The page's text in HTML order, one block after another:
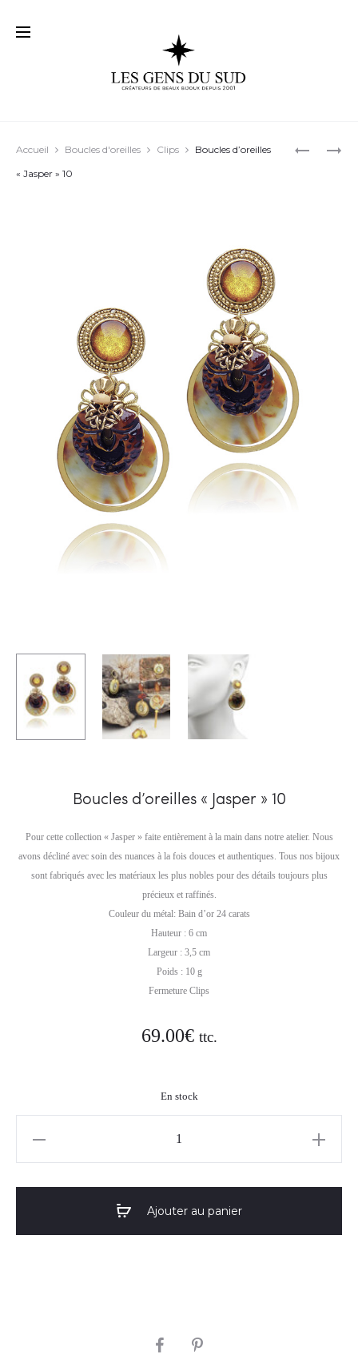
BOUCLES
BOUCLES
Accueil Boucles d'oreilles Clips
Boucles d’oreilles
« Jasper » 10
Boucles d’oreilles « Jasper » 10
Pour cette collection « Jasper » faite entièrement à la main dans notre atelier. Nous
avons décliné avec soin des nuances à la fois douces et authentiques. Tous nos bijoux
sont fabriqués avec les matériaux les plus nobles pour des détails toujours plus
précieux et raffinés.
Couleur du métal: Bain d’or 24 carats
Hauteur : 6 cm
Largeur : 3,5 cm
Poids : 10 g
Fermeture Clips
69.00€ ttc.
En stock
Ajouter au panier
SHARE